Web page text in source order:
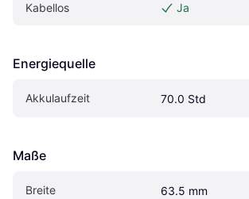
Kabellos Ja
Energiequelle
Akkulaufzeit 70.0 Std
Maße
Breite 63.5 mm